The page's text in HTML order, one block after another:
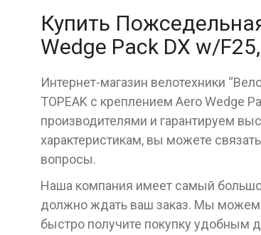
Купить
Wedge Pack DX w/
Интернет-магазин велотехники
TOPEAK с креплением Aero Wedge
производителями и гарантируем
характеристикам, вы можете
вопросы.
Наша компания имеет самый
должно ждать ваш заказ. Мы можем
быстро получите покупку удобным